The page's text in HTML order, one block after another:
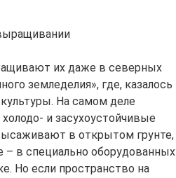
их даже в северных
земледелия», где, казалось
На самом деле
и засухоустойчивые
в открытом грунте,
– в специально оборудованных
Но если пространство на